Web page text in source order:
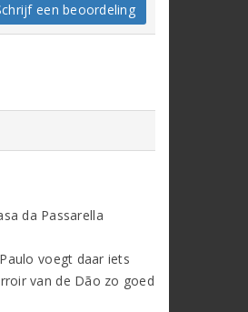
een beoordeling
voegt daar iets
van de Dão zo goed